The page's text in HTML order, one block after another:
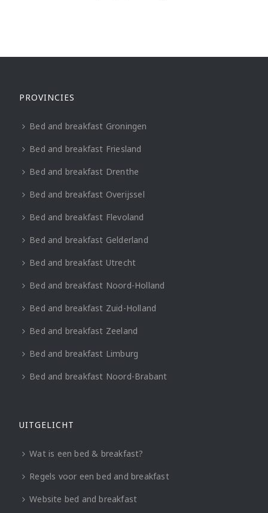
PROVINCIES
Bed and breakfast Groningen
Bed and breakfast Friesland
Bed and breakfast Drenthe
Bed and breakfast Overijssel
Bed and breakfast Flevoland
Bed and breakfast Gelderland
Bed and breakfast Utrecht
Bed and breakfast Noord-Holland
Bed and breakfast Zuid-Holland
Bed and breakfast Zeeland
Bed and breakfast Limburg
Bed and breakfast Noord-Brabant
UITGELICHT
Wat is een bed & breakfast?
Regels voor een bed and breakfast
Website bed and breakfast